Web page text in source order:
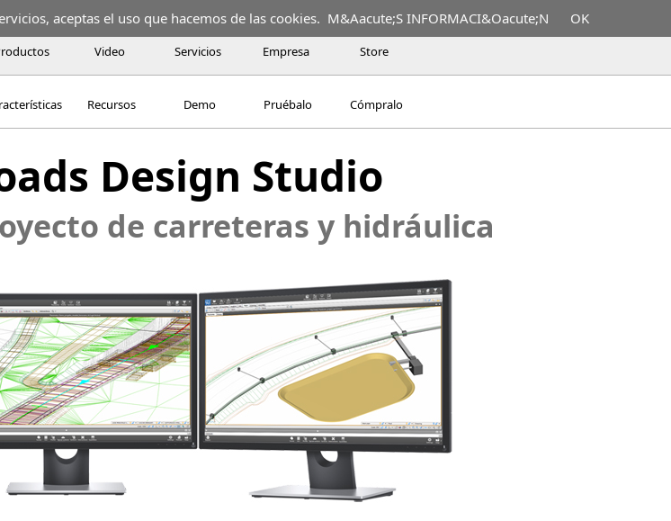
Video Servicios Empresa Store
Recursos Demo Pruébalo Cómpralo
Design Studio
de carreteras y hidráulica
aceptas el uso que hacemos de las cookies. M&Aacute;S INFORMACI&Oacute;N OK